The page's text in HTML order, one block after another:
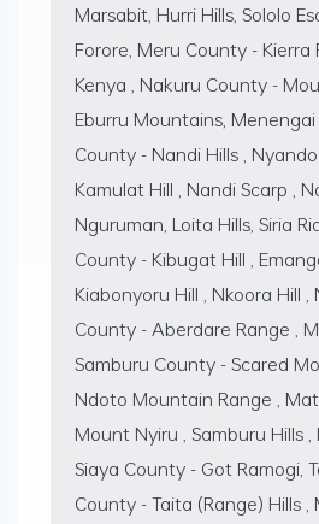
Marsabit, Hurri Hills, Sololo
Forore, Meru County - Kierra
Kenya , Nakuru County -
Eburru Mountains,
County - Nandi Hills ,
Kamulat Hill , Nandi Scarp ,
Nguruman, Loita Hills, Siria
County - Kibugat Hill ,
Kiabonyoru Hill , Nkoora Hill ,
County - Aberdare Range ,
Samburu County - Scared
Ndoto Mountain Range ,
Mount Nyiru , Samburu Hills
Siaya County - Got Ramogi,
County - Taita (Range) Hills ,